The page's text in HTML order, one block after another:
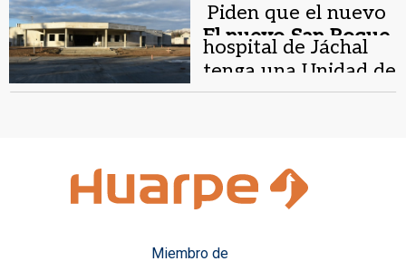
El nuevo San Roque.
Piden que el nuevo
hospital de Jáchal
tenga una Unidad de
Terapia Intensiva
Miembro de